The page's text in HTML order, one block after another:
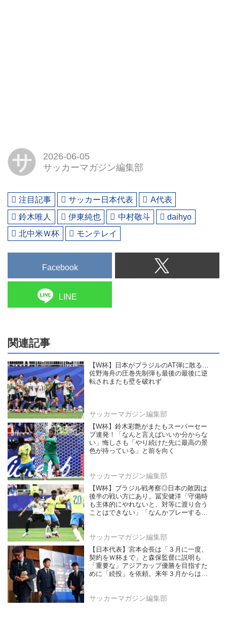
サ
2026-06-05
サッカーマガジン編集部
注目記事 サッカー日本代表
A代表
鈴木唯人
伊東純也 中村敬斗
daihyo
北中米Ｗ杯
モンテレイ
Facebook
LINE
関連記事
【W杯】日本がブラジルのAT弾に散る…
佐野海舟の圧巻先制弾も最後の最後に逆
転されまたも壁を破れず
サッカーマガジン編集部
【W杯】鈴木彩艶がまたもスーパーセー
ブ連発！「なんと言えばいいか分からな
い」悔しさも「やり続けた先に最高の景
色が待っている」と前を向く
サッカーマガジン編集部
【W杯】ブラジル戦考察◎日本の敗因は
後半の戦い方にあり。冨安健洋「守備時
も主体的にやれないと、対等に渡り合う
ことはできない」「なんかプレーするの
サッカーマガジン編集部
【日本代表】宮本会長は「３月に一度、
契約をＷ杯まで」と森保監督に説明も
「重要な」アジアカップ優勝を目指すた
めに「続投」を依頼。来年３月からは大
サッカーマガジン編集部